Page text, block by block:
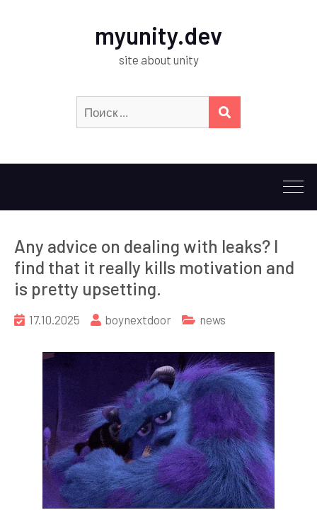
myunity.dev
site about unity
Any advice on dealing with leaks? I
find that it really kills motivation and
is pretty upsetting.
17.10.2025 boynextdoor news